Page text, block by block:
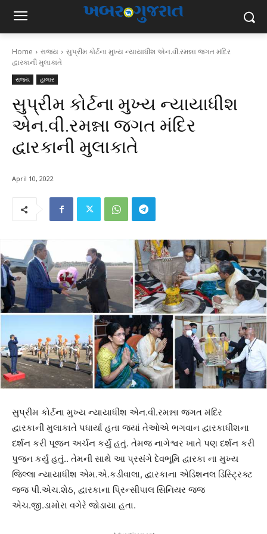
Home રાજ્ય
સુપ્રીમ કોર્ટના મુખ્ય ન્યાયાધીશ એન.વી.રમન્ના જગત મંદિર
દ્વારકાની મુલાકાતે
રાજ્ય હાલાર
સુપ્રીમ કોર્ટના મુખ્ય ન્યાયાધીશ
એન.વી.રમન્ના જગત મંદિર
દ્વારકાની મુલાકાતે
April 10, 2022
સુપ્રીમ કોર્ટના મુખ્ય ન્યાયાધીશ એન.વી.રમન્ના જગત મંદિર
દ્વારકાની મુલાકાતે પધાર્યા હતા જ્યાં તેઓએ ભગવાન દ્વારકાધીશના
દર્શન કરી પૂજન અર્ચન કર્યું હતું. તેમજ નાગેશ્વર ખાતે પણ દર્શન કરી
પુજન કર્યું હતું.. તેમની સાથે આ પ્રસંગે દેવભૂમિ દ્વારકા ના મુખ્ય
જિલ્લા ન્યાયાધીશ એમ.એ.કડીવાલા, દ્વારકાના એડિશનલ ડિસ્ટ્રિક્ટ
જજ પી.એચ.શેઠ, દ્વારકાના પ્રિન્સીપાલ સિનિયર જજ
એચ.જી.ડામોરા વગેરે જોડાયા હતા.